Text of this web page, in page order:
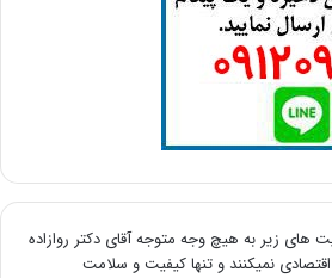
های زیر به هیچ وجه متوجه آقای دکتر روازاده
نمیکنند و تنها کیفیت و سلامت